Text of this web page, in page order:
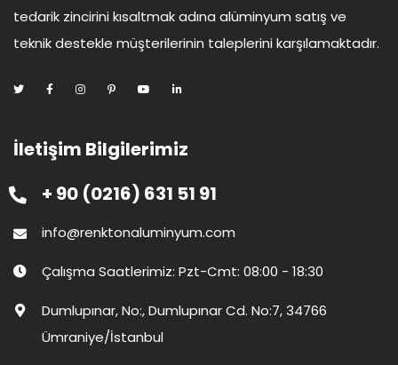
tedarik zincirini kısaltmak adına alüminyum satış ve
teknik destekle müşterilerinin taleplerini karşılamaktadır.
İletişim Bilgilerimiz
+ 90 (0216) 631 51 91
info@renktonaluminyum.com
Çalışma Saatlerimiz: Pzt-Cmt: 08:00 - 18:30
Dumlupınar, No:, Dumlupınar Cd. No:7, 34766
Ümraniye/İstanbul